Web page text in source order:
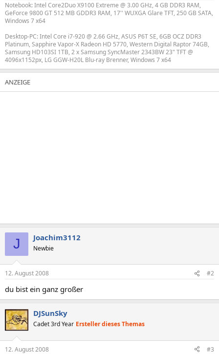
Notebook: Intel Core2Duo X9100 Extreme @ 3.00 GHz, 4 GB DDR3 RAM,
GeForce 9800 GT 512 MB GDDR3 RAM, 17'' WUXGA Glare TFT, 250 GB SATA,
Windows 7 x64
Desktop-PC: Intel Core i7-920 @ 2.66 GHz, ASUS P6T SE, 6GB OCZ DDR3
Platinum, Sapphire Vapor-X Radeon HD 5770, Western Digital Raptor 74GB,
Samsung HD103SI 1TB, 2 x Samsung SyncMaster 2343BW 23" TFT @
4096x1152px, LG GGW-H20L Blu-ray Brenner, Windows 7 x64
J Joachim3112
Newbie
12. August 2008 #2
du bist ein ganz großer
DJSunSky
Cadet 3rd Year Ersteller dieses Themas
12. August 2008 #3